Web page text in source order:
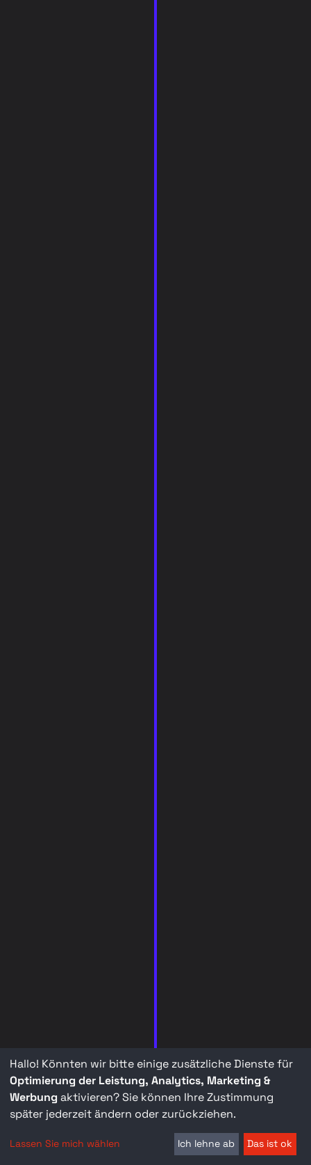
Hallo! Könnten wir bitte einige zusätzliche Dienste für
Optimierung der Leistung, Analytics, Marketing &
Werbung aktivieren? Sie können Ihre Zustimmung
später jederzeit ändern oder zurückziehen.
Lassen Sie mich wählen Ich lehne ab Das ist ok